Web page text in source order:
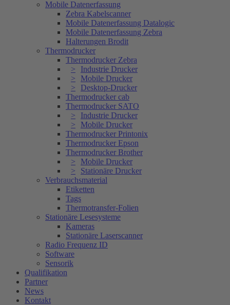
Mobile Datenerfassung
Zebra Kabelscanner
Mobile Datenerfassung Datalogic
Mobile Datenerfassung Zebra
Halterungen Brodit
Thermodrucker
Thermodrucker Zebra
Industrie Drucker
Mobile Drucker
Desktop-Drucker
Thermodrucker cab
Thermodrucker SATO
Industrie Drucker
Mobile Drucker
Thermodrucker Printonix
Thermodrucker Epson
Thermodrucker Brother
Mobile Drucker
Stationäre Drucker
Verbrauchsmaterial
Etiketten
Tags
Thermotransfer-Folien
Stationäre Lesesysteme
Kameras
Stationäre Laserscanner
Radio Frequenz ID
Software
Sensorik
Qualifikation
Partner
News
Kontakt